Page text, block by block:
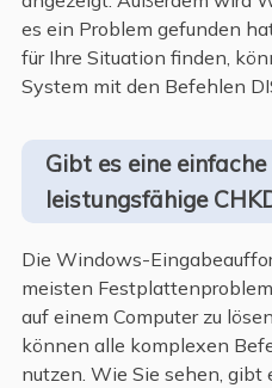
es ein Problem gefunden
für Ihre Situation finden,
System mit den Befehlen
Gibt es eine
leistungsfähige
Die Windows-
meisten
auf einem Computer zu
können alle komplexen
nutzen. Wie Sie sehen, gibt